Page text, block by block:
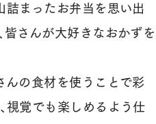
詰まったお弁当を思い出
皆さんが大好きなおかずを
んの食材を使うことで彩
視覚でも楽しめるよう仕